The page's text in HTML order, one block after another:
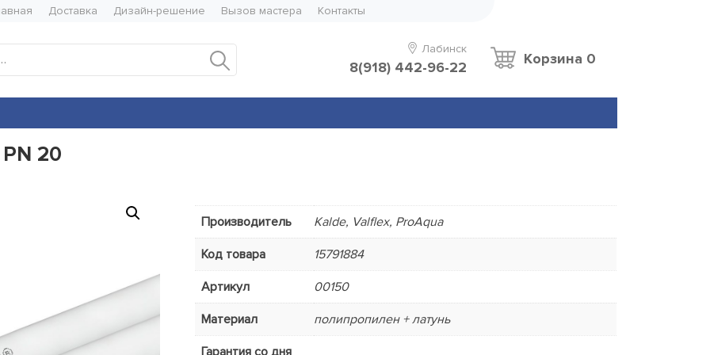
Доставка Дизайн-решение Вызов мастера Контакты
Искать: Лабинск
8(918) 442-96-22
Корзина 0
20
Производитель Kalde, Valflex, ProAqua
Код товара 15791884
Артикул 00150
Материал полипропилен + латунь